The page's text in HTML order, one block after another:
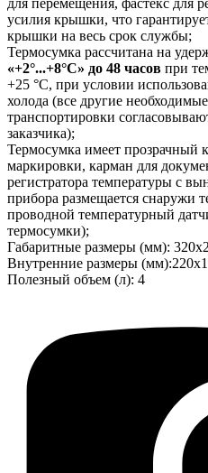
усилия крышки, что
крышки на весь срок службы;
Термосумка рассчитана на
«+2°...+8°С» до 48 часов при
+25 °С, при условии
холода (все другие
транспортировки
заказчика);
Термосумка имеет прозрачный
маркировки, карман для
регистратора температуры с
прибора размещается снаружи
проводной температурный
термосумки);
Габаритные размеры (мм):
Внутренние размеры
Полезный объем (л): 4